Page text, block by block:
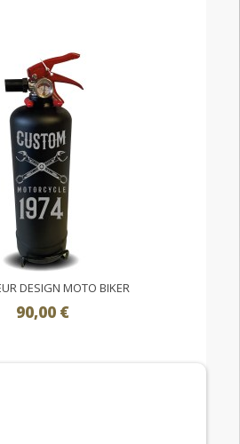
DESIGN MOTO BIKER
90,00 €